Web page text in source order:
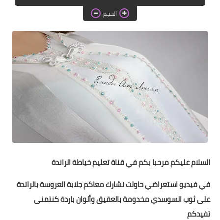
دروس الراندة للمبتدئات
اللباس التقليدي
الحجم
السلام عليكم مرحبا بكم في قناة تعليم خياطة الراندة
في فيديو استعراضي حاولت نشارك معاكم جلابة العروسة بالراندة
على ثوب السوسدي مخدومة بالعقيق وألوان باردة كنتمنى
تفيدكم